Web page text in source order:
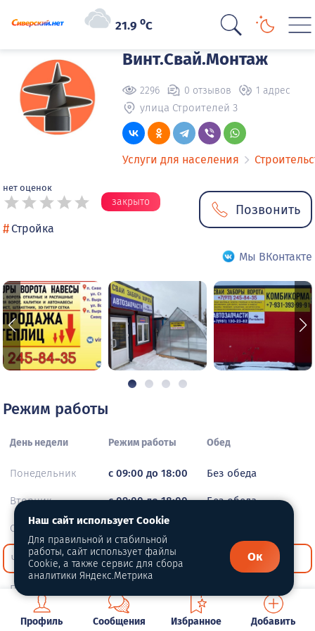
21.9oC
Винт.Свай.Монтаж
2296 0 отзывов 1 адрес
улица Строителей 3
Услуги для населения
нет оценок
закрыто
# Стройка
Позвонить
Мы ВКонтакте
Режим работы
День недели Режим работы Обед
Понедельник с 09:00 до 18:00 Без обеда
Вторник с 09:00 до 18:00 Без обеда
Среда с 09:00 до 18:00
Четверг с 09:00 до 18:00 Без обеда
Пятница
Суббота с 09:00 до 18:00 Без обеда
Профиль Сообщения Избранное Добавить
Наш сайт использует Cookie
Для правильной и стабильной
работы, сайт использует файлы
Cookie, а также сервис для сбора
аналитики Яндекс.Метрика
Ок